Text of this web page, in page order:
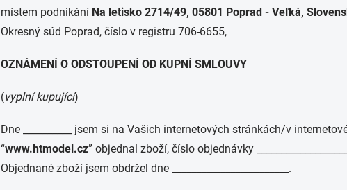
místem podnikání Na letisko 2714/49, 05801 Poprad - Veľká,
Okresný súd Poprad, číslo v registru 706-6655,
OZNÁMENÍ O ODSTOUPENÍ OD KUPNÍ SMLOUVY
(vyplní kupující)
Dne __________ jsem si na Vašich internetových stránkách/v
“www.htmodel.cz” objednal zboží, číslo objednávky
Objednané zboží jsem obdržel dne ________________________.